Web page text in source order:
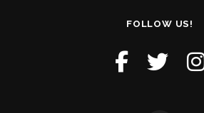
FOLLOW US!